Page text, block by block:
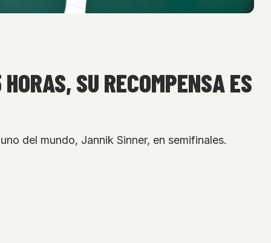
SU RECOMPENSA ES
del mundo, Jannik Sinner, en semifinales.